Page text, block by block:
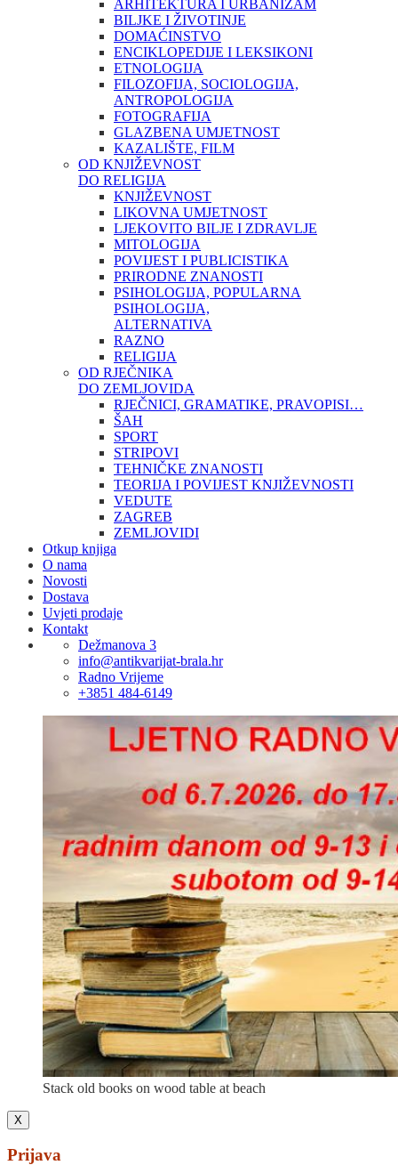
ARHITEKTURA I URBANIZAM
BILJKE I ŽIVOTINJE
DOMAĆINSTVO
ENCIKLOPEDIJE I LEKSIKONI
ETNOLOGIJA
FILOZOFIJA, SOCIOLOGIJA,
ANTROPOLOGIJA
FOTOGRAFIJA
GLAZBENA UMJETNOST
KAZALIŠTE, FILM
OD KNJIŽEVNOST
DO RELIGIJA
KNJIŽEVNOST
LIKOVNA UMJETNOST
LJEKOVITO BILJE I ZDRAVLJE
MITOLOGIJA
POVIJEST I PUBLICISTIKA
PRIRODNE ZNANOSTI
PSIHOLOGIJA, POPULARNA
PSIHOLOGIJA,
ALTERNATIVA
RAZNO
RELIGIJA
OD RJEČNIKA
DO ZEMLJOVIDA
RJEČNICI, GRAMATIKE, PRAVOPISI…
ŠAH
SPORT
STRIPOVI
TEHNIČKE ZNANOSTI
TEORIJA I POVIJEST KNJIŽEVNOSTI
VEDUTE
ZAGREB
ZEMLJOVIDI
Otkup knjiga
O nama
Novosti
Dostava
Uvjeti prodaje
Kontakt
Dežmanova 3
info@antikvarijat-brala.hr
Radno Vrijeme
+3851 484-6149
Stack old books on wood table at beach
X
Prijava